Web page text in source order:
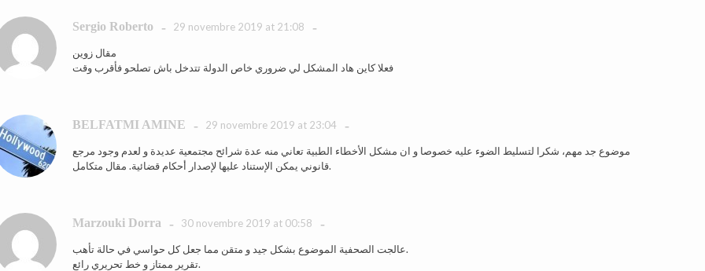
Sergio Roberto - 29 novembre 2019 at 21:08 -
مقال زوين
فعلا كاين هاد المشكل لي ضروري خاص الدولة تتدخل باش تصلحو فأقرب وقت
BELFATMI AMINE - 29 novembre 2019 at 23:04 -
موضوع جد مهم، شكرا لتسليط الضوء عليه خصوصا و ان مشكل الأخطاء الطبية تعاني منه عدة شرائح مجتمعية عديدة و لعدم وجود مرجع
قانوني يمكن الإستناد عليها لإصدار أحكام قضائية. مقال متكامل.
Marzouki Dorra - 30 novembre 2019 at 00:58 -
عالجت الصحفية الموضوع بشكل جيد و متقن مما جعل كل حواسي في حالة تأهب.
تقرير ممتاز و خط تحريري رائع.